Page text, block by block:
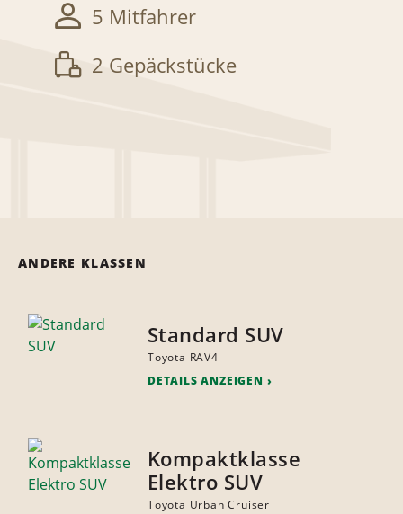
5 Mitfahrer
2 Gepäckstücke
ANDERE KLASSEN
Standard SUV
Toyota RAV4
DETAILS ANZEIGEN
Kompaktklasse
Elektro SUV
Toyota Urban Cruiser